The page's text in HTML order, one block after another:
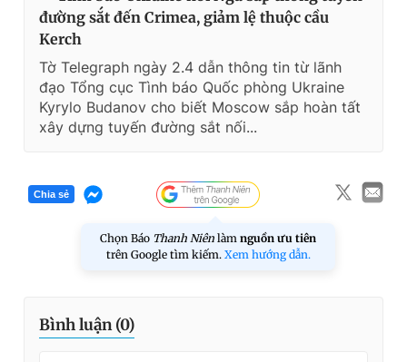
đường sắt đến Crimea, giảm lệ thuộc cầu
Kerch
Tờ Telegraph ngày 2.4 dẫn thông tin từ lãnh
đạo Tổng cục Tình báo Quốc phòng Ukraine
Kyrylo Budanov cho biết Moscow sắp hoàn tất
xây dựng tuyến đường sắt nối...
Chia sẻ
Chọn Báo Thanh Niên làm nguồn ưu tiên
trên Google tìm kiếm. Xem hướng dẫn.
Bình luận (0)